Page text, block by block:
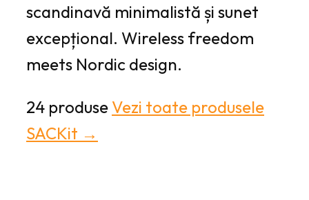
scandinavă minimalistă și sunet
excepțional. Wireless freedom
meets Nordic design.
24 produse Vezi toate produsele
SACKit →